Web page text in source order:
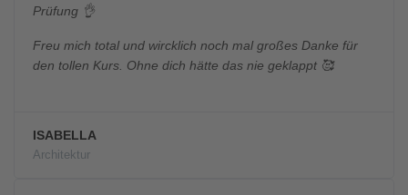
Prüfung 👌
Freu mich total und wircklich noch mal großes Danke für
den tollen Kurs. Ohne dich hätte das nie geklappt 🥰
ISABELLA
Architektur